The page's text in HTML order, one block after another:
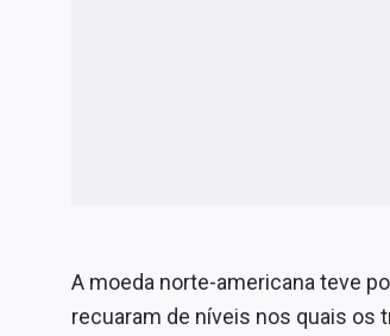
A moeda norte-americana teve
recuaram de níveis nos quais os